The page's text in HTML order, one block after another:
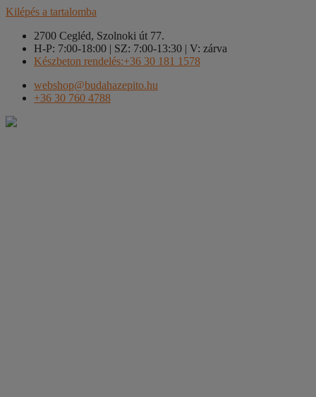
Kilépés a tartalomba
2700 Cegléd, Szolnoki út 77.
H-P: 7:00-18:00 | SZ: 7:00-13:30 | V: zárva
Készbeton rendelés:+36 30 181 1578
webshop@budahazepito.hu
+36 30 760 4788